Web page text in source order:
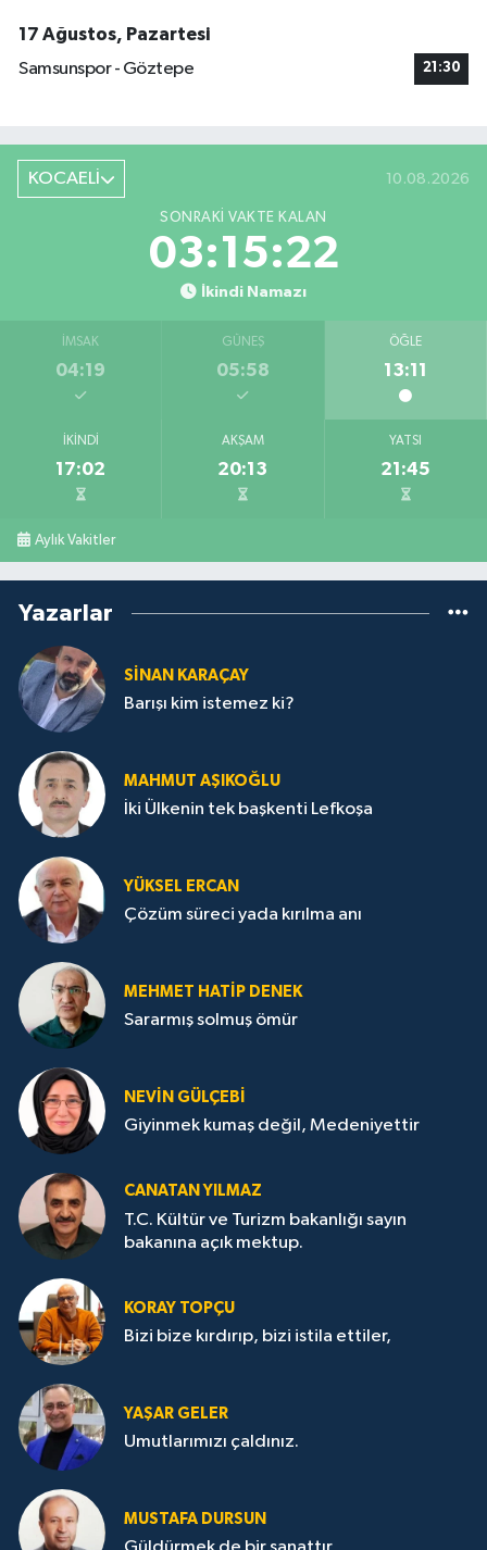
17 Ağustos, Pazartesi
Samsunspor - Göztepe
21:30
KOCAELİ 10.08.2026
SONRAKI VAKTE KALAN
03:15:21
İkindi Namazı
İMSAK
04:19
GÜNEŞ
05:58
ÖĞLE
13:11
İKINDI
17:02
AKŞAM
20:13
YATSI
21:45
Aylık Vakitler
Yazarlar
SİNAN KARAÇAY
Barışı kim istemez ki?
MAHMUT AŞIKOĞLU
İki Ülkenin tek başkenti Lefkoşa
YÜKSEL ERCAN
Çözüm süreci yada kırılma anı
MEHMET HATİP DENEK
Sararmış solmuş ömür
NEVİN GÜLÇEBİ
Giyinmek kumaş değil, Medeniyettir
CANATAN YILMAZ
T.C. Kültür ve Turizm bakanlığı sayın
bakanına açık mektup.
KORAY TOPÇU
Bizi bize kırdırıp, bizi istila ettiler,
YAŞAR GELER
Umutlarımızı çaldınız.
MUSTAFA DURSUN